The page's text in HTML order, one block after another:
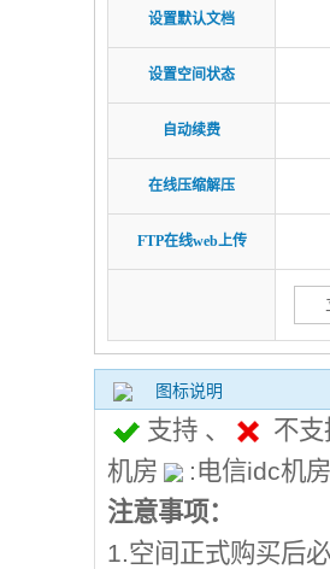
设置默认文档
设置空间状态
自动续费
在线压缩解压
FTP在线web上传
图标说明
支持 、
不
机房
:电信idc机房
注意事项：
1.空间正式购买后